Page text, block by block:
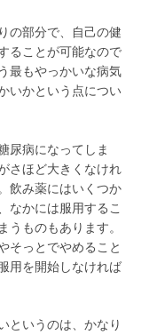
の部分で、自己の健
ることが可能なので
最もやっかいな病気
いかという点につい
尿病になってしま
さほど大きくなけれ
飲み薬にはいくつか
なかには服用するこ
うものもあります。
そっとでやめること
用を開始しなければ
というのは、かなり